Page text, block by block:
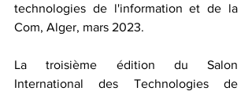
technologies de l'information et de la
Com, Alger, mars 2023.
La troisième édition du Salon
International des Technologies de